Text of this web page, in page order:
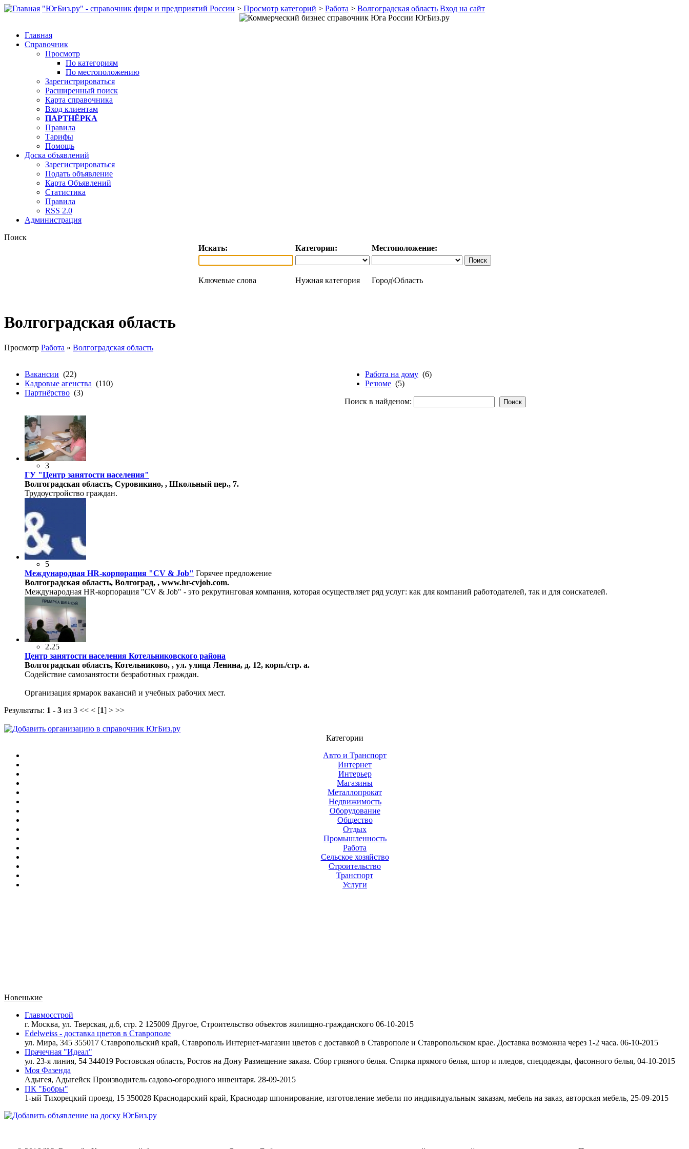
"ЮгБиз.ру" - справочник фирм и предприятий России > Просмотр категорий > Работа > Волгоградская область Вход на сайт
Главная
Справочник
Просмотр
По категориям
По местоположению
Зарегистрироваться
Расширенный поиск
Карта справочника
Вход клиентам
ПАРТНЁРКА
Правила
Тарифы
Помощь
Доска объявлений
Зарегистрироваться
Подать объявление
Карта Объявлений
Статистика
Правила
RSS 2.0
Администрация
Поиск
Искать:
Категория: Местоположение:
Ключевые слова Нужная категория Город\Область
Волгоградская область
Просмотр Работа » Волгоградская область
Вакансии (22)
Кадровые агенства (110)
Партнёрство (3)
Работа на дому (6)
Резюме (5)
Поиск в найденом:
3
ГУ "Центр занятости населения"
Волгоградская область, Суровикино, , Школьный пер., 7.
Трудоустройство граждан.
5
Международная HR-корпорация "CV & Job" Горячее предложение
Волгоградская область, Волгоград, , www.hr-cvjob.com.
Международная HR-корпорация "CV & Job" - это рекрутинговая компания, которая осуществляет ряд услуг: как для компаний работодателей, так и для соискателей.
2.25
Центр занятости населения Котельниковского района
Волгоградская область, Котельниково, , ул. улица Ленина, д. 12, корп./стр. а.
Содействие самозанятости безработных граждан.
Организация ярмарок вакансий и учебных рабочих мест.
Результаты: 1 - 3 из 3 << < [1] > >>
Категории
Авто и Транспорт
Интернет
Интерьер
Магазины
Металлопрокат
Недвижимость
Оборудование
Общество
Отдых
Промышленность
Работа
Сельское хозяйство
Строительство
Транспорт
Услуги
Новенькие
Главмосстрой
г. Москва, ул. Тверская, д.6, стр. 2 125009 Другое, Строительство объектов жилищно-гражданского 06-10-2015
Edelweiss - доставка цветов в Ставрополе
ул. Мира, 345 355017 Ставропольский край, Ставрополь Интернет-магазин цветов с доставкой в Ставрополе и Ставропольском крае. Доставка возможна через 1-2 часа. 06-10-2015
Прачечная "Идеал"
ул. 23-я линия, 54 344019 Ростовская область, Ростов на Дону Размещение заказа. Сбор грязного белья. Стирка прямого белья, штор и пледов, спецодежды, фасонного белья, 04-10-2015
Моя Фазенда
Адыгея, Адыгейск Производитель садово-огородного инвентаря. 28-09-2015
ПК "Бобры"
1-ый Тихорецкий проезд, 15 350028 Краснодарский край, Краснодар шпонирование, изготовление мебели по индивидуальным заказам, мебель на заказ, авторская мебель, 25-09-2015